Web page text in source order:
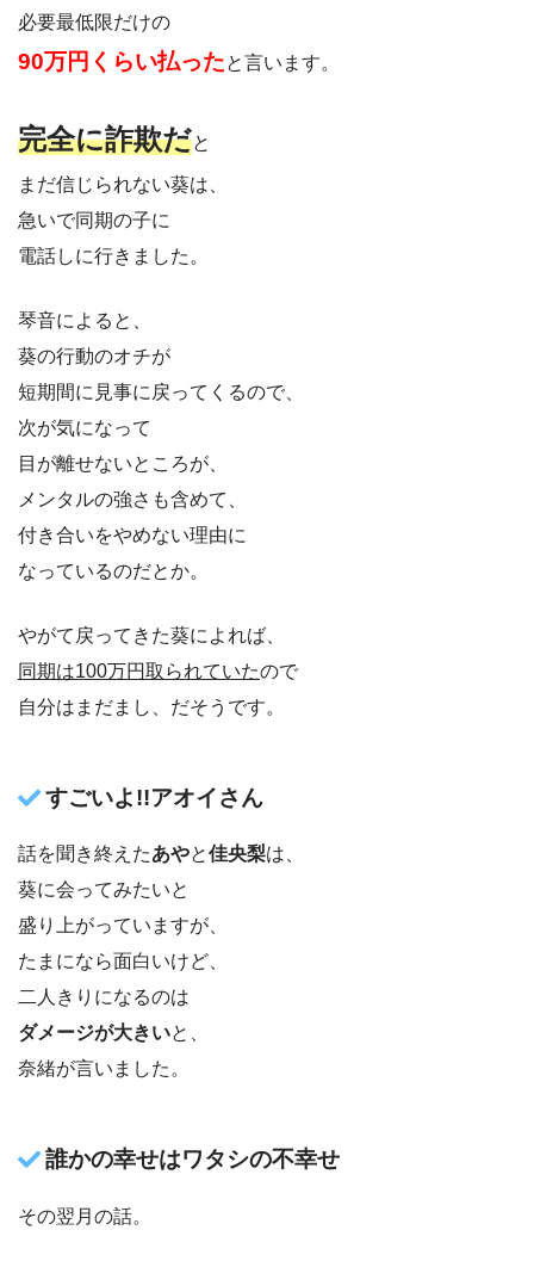
必要最低限だけの
90万円くらい払ったと言います。
完全に詐欺だと
まだ信じられない葵は、
急いで同期の子に
電話しに行きました。
琴音によると、
葵の行動のオチが
短期間に見事に戻ってくるので、
次が気になって
目が離せないところが、
メンタルの強さも含めて、
付き合いをやめない理由に
なっているのだとか。
やがて戻ってきた葵によれば、
同期は100万円取られていたので
自分はまだまし、だそうです。
すごいよ!!アオイさん
話を聞き終えたあやと佳央梨は、
葵に会ってみたいと
盛り上がっていますが、
たまになら面白いけど、
二人きりになるのは
ダメージが大きいと、
奈緒が言いました。
誰かの幸せはワタシの不幸せ
その翌月の話。